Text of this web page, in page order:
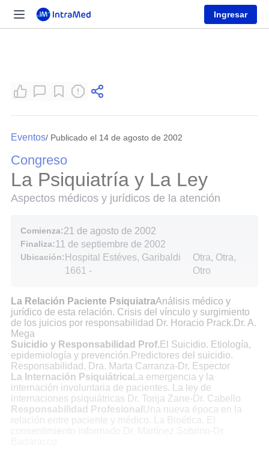
Ingresar
Eventos/ Publicado el 14 de agosto de 2002
Congreso
La Psiquiatría y La Ley
Aspectos médicos y jurídicos de la atención
Comienza:21 de agosto de 2002
Finaliza:11 de septiembre de 2002
Ubicación: Hospital Estéves, Garibaldi
1661 -
Otra, Otra,
Otro
La Relación Paciente PsiquiatraAnálisis médico y
jurídico de esta relación. Crisis del vínculo y surgimiento
de los juicios por responsabilidad Dr. Horacio Prack.Dr. A.
Mega
Suicidio y Responsabilidad Prof. El Suicidio. Etiología,
epidemiología y prevención.Predictores del suicidio.
Responsabilidad. Dra. Marta Carranza-Dr. Espector
La Internación Psiquiátrica La emergencia y la
internación involuntaria de pacientes. La ley de
internaciones psiquiátricas Dr. Torija Zane-Dr. Cabello
Responsabilidad Profesional Una nueva época en la
relación entre paciente y médico. La Bioética. El